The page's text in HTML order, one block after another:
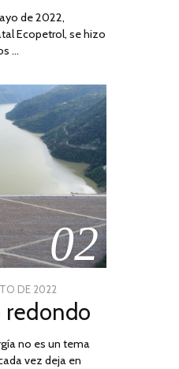
de 2022,
Ecopetrol, se hizo
…
02
DE 2022
DE
DE
2022
redondo
no es un tema
vez deja en